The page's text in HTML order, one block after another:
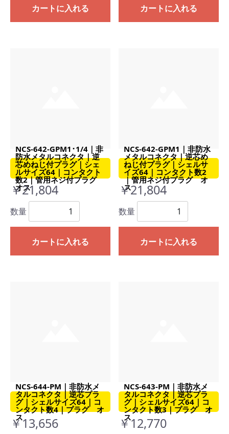
カートに入れる カートに入れる
NCS-642-GPM1･1/4｜非
防水メタルコネクタ｜逆
芯めねじ付プラグ｜シェ
ルサイズ64｜コンタクト
数2｜管用ネジ付プラグ
オス
￥21,804
数量
カートに入れる
NCS-642-GPM1｜非防水
メタルコネクタ｜逆芯め
ねじ付プラグ｜シェルサ
イズ64｜コンタクト数2
｜管用ネジ付プラグ オ
ス
￥21,804
数量
カートに入れる
NCS-644-PM｜非防水メ
タルコネクタ｜逆芯プラ
グ｜シェルサイズ64｜コ
ンタクト数4｜プラグ オ
ス
￥13,656
NCS-643-PM｜非防水メ
タルコネクタ｜逆芯プラ
グ｜シェルサイズ64｜コ
ンタクト数3｜プラグ オ
ス
￥12,770